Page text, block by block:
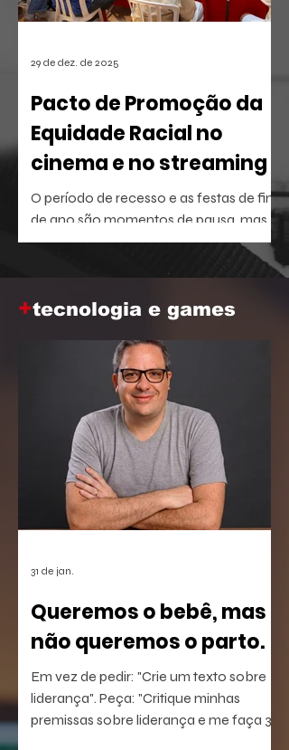
Pacto de Promoção da
Equidade Racial no
cinema e no streaming
O período de recesso e as festas de fim
de ano são momentos de pausa, mas
também oferecem a brecha ideal para
aprofundar o repertório sobre temas
corporativa.
29 de dez. de 2025
+tecnologia e games
Queremos o bebê, mas
não queremos o parto.
Em vez de pedir: "Crie um texto sobre
liderança". Peça: "Critique minhas
premissas sobre liderança e me faça 3
31 de jan.